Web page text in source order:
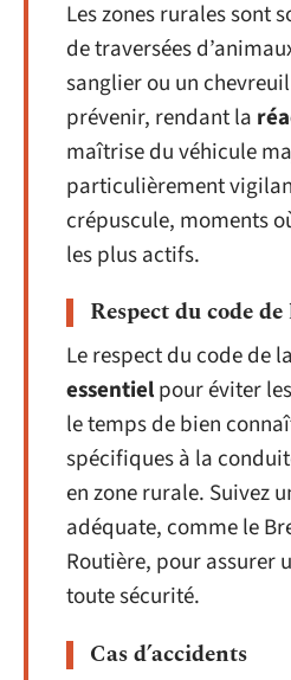
Les zones rurales sont
de traversées
sanglier ou un
prévenir, rendant la
maîtrise du véhicule
particulièrement
crépuscule, moments
les plus actifs.
Respect du code
Le respect du code de
essentielpour éviter
le temps de bien
spécifiques à la
en zone rurale. Suivez
adéquate, comme le
Routière, pour assurer
toute sécurité.
Cas d’accidents